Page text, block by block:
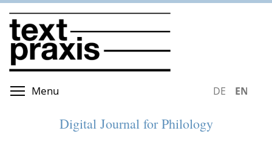
Skip
to
main
content
Menu DEUTSCH
Digital Journal for Philology